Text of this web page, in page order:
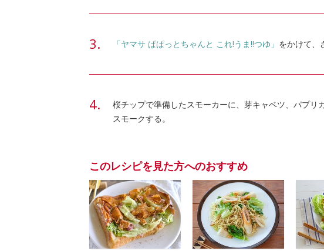
「ヤマサ ぱぱっとちゃんと これ!うま!!つゆ」 をかけて、
桜チップで準備したスモーカーに、芽キャベツ、パプリ
スモークする。
このレシピを見た方へのおすすめ